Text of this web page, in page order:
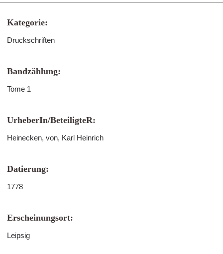
Kategorie:
Druckschriften
Bandzählung:
Tome 1
UrheberIn/BeteiligteR:
Heinecken, von, Karl Heinrich
Datierung:
1778
Erscheinungsort:
Leipsig